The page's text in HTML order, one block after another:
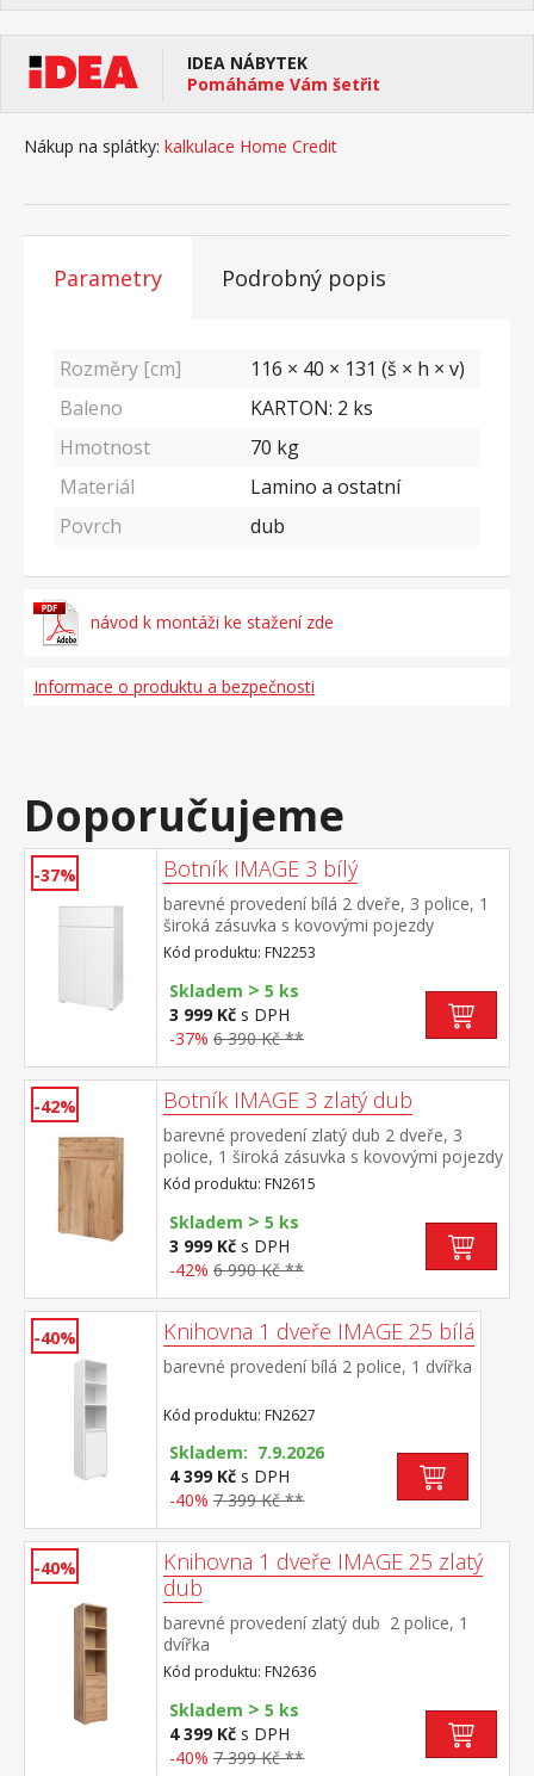
IDEA NÁBYTEK
Pomáháme Vám šetřit
Nákup na splátky: kalkulace Home Credit
Parametry Podrobný popis
Rozměry [cm]
116 × 40 × 131 (š × h × v)
Baleno
KARTON: 2 ks
Hmotnost
70 kg
Materiál
Lamino a ostatní
Povrch
dub
návod k montáži ke stažení zde
Informace o produktu a bezpečnosti
Doporučujeme
-37% Botník IMAGE 3 bílý
barevné provedení bílá 2 dveře, 3 police, 1
široká zásuvka s kovovými pojezdy
Kód produktu: FN2253
Skladem > 5 ks
3 999 Kč s DPH
-37% 6 390 Kč **
-42% Botník IMAGE 3 zlatý dub
barevné provedení zlatý dub 2 dveře, 3
police, 1 široká zásuvka s kovovými pojezdy
Kód produktu: FN2615
Skladem > 5 ks
3 999 Kč s DPH
-42% 6 990 Kč **
-40% Knihovna 1 dveře IMAGE 25 bílá
barevné provedení bílá 2 police, 1 dvířka
Kód produktu: FN2627
Skladem: 7.9.2026
4 399 Kč s DPH
-40% 7 399 Kč **
-40%
Knihovna 1 dveře IMAGE 25 zlatý
dub
barevné provedení zlatý dub 2 police, 1
dvířka
Kód produktu: FN2636
Skladem > 5 ks
4 399 Kč s DPH
-40% 7 399 Kč **